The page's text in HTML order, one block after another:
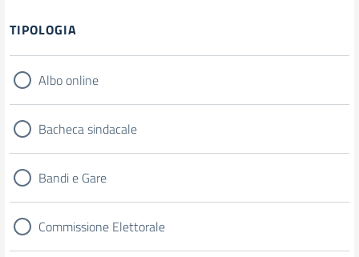
TIPOLOGIA
Albo online
Bacheca sindacale
Bandi e Gare
Commissione Elettorale